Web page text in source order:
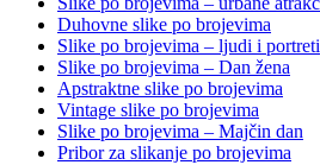
Duhovne slike po brojevima
Slike po brojevima – ljudi i portreti
Slike po brojevima – Dan žena
Apstraktne slike po brojevima
Vintage slike po brojevima
Slike po brojevima – Majčin dan
Pribor za slikanje po brojevima